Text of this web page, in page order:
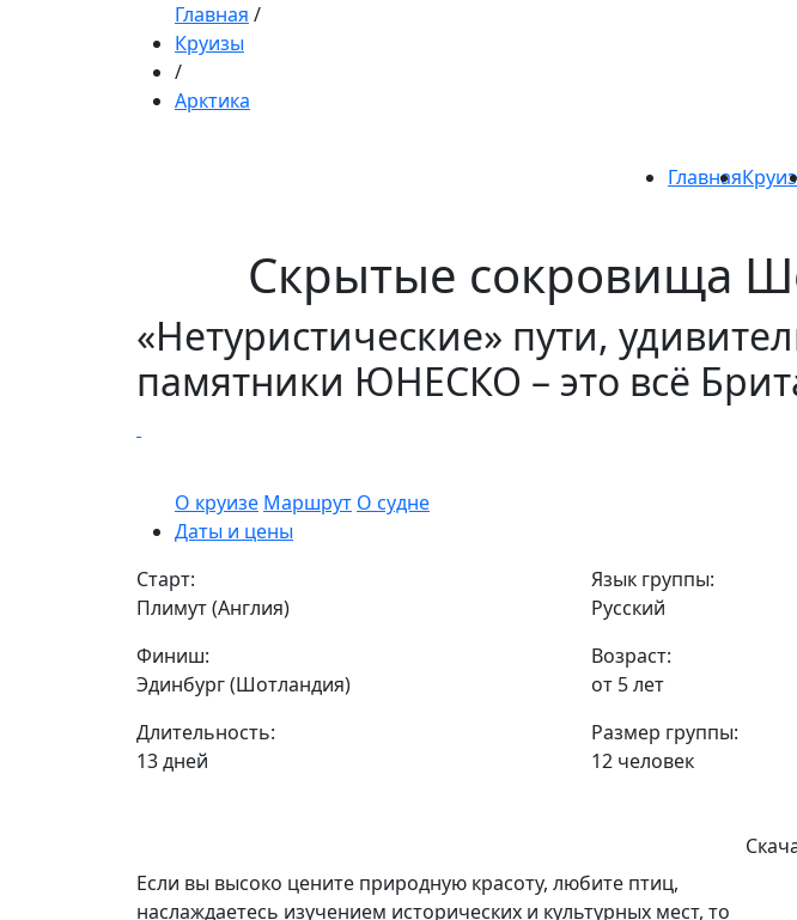
Главная /
Круизы
/
Арктика
Главная
Скрытые сокровища
«Нетуристические» пути,
памятники ЮНЕСКО – это всё
О круизе Маршрут О судне
Даты и цены
Старт:
Плимут (Англия)
Финиш:
Эдинбург (Шотландия)
Длительность:
13 дней
Язык группы:
Русский
Возраст:
от 5 лет
Размер группы:
12 человек
Если вы высоко цените природную красоту, любите птиц,
наслаждаетесь изучением исторических и культурных мест, то